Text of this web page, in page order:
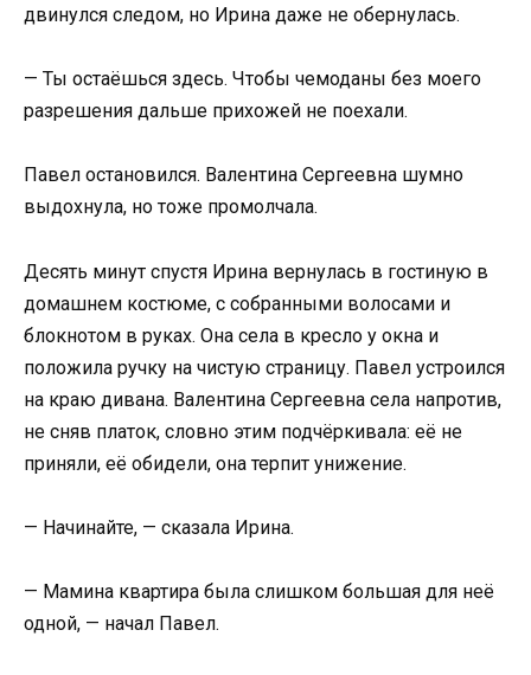
двинулся следом, но Ирина даже не обернулась.
— Ты остаёшься здесь. Чтобы чемоданы без моего
разрешения дальше прихожей не поехали.
Павел остановился. Валентина Сергеевна шумно
выдохнула, но тоже промолчала.
Десять минут спустя Ирина вернулась в гостиную в
домашнем костюме, с собранными волосами и
блокнотом в руках. Она села в кресло у окна и
положила ручку на чистую страницу. Павел устроился
на краю дивана. Валентина Сергеевна села напротив,
не сняв платок, словно этим подчёркивала: её не
приняли, её обидели, она терпит унижение.
— Начинайте, — сказала Ирина.
— Мамина квартира была слишком большая для неё
одной, — начал Павел.